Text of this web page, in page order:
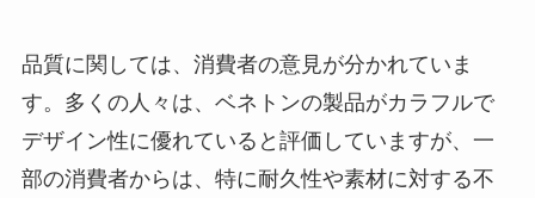
品質に関しては、消費者の意見が分かれていま
す。多くの人々は、ベネトンの製品がカラフルで
デザイン性に優れていると評価していますが、一
部の消費者からは、特に耐久性や素材に対する不